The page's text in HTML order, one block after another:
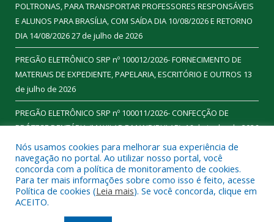
POLTRONAS, PARA TRANSPORTAR PROFESSORES RESPONSÁVEIS
E ALUNOS PARA BRASÍLIA, COM SAÍDA DIA 10/08/2026 E RETORNO
DIA 14/08/202627 de julho de 2026
PREGÃO ELETRÔNICO SRP nº 100012/2026- FORNECIMENTO DE
MATERIAIS DE EXPEDIENTE, PAPELARIA, ESCRITÓRIO E OUTROS 13
de julho de 2026
PREGÃO ELETRÔNICO SRP nº 100011/2026- CONFECÇÃO DE
PRÓTESE DENTÁRIA (MAXILAR E MANDIBULAR).16 de junho de 2026
Todos os direitos reservados a Prefeitura Municipal de
Ourilândia do Norte.
Nós usamos cookies para melhorar sua experiência de
navegação no portal. Ao utilizar nosso portal, você
concorda com a política de monitoramento de cookies.
Para ter mais informações sobre como isso é feito, acesse
Política de cookies (Leia mais). Se você concorda, clique em
ACEITO.